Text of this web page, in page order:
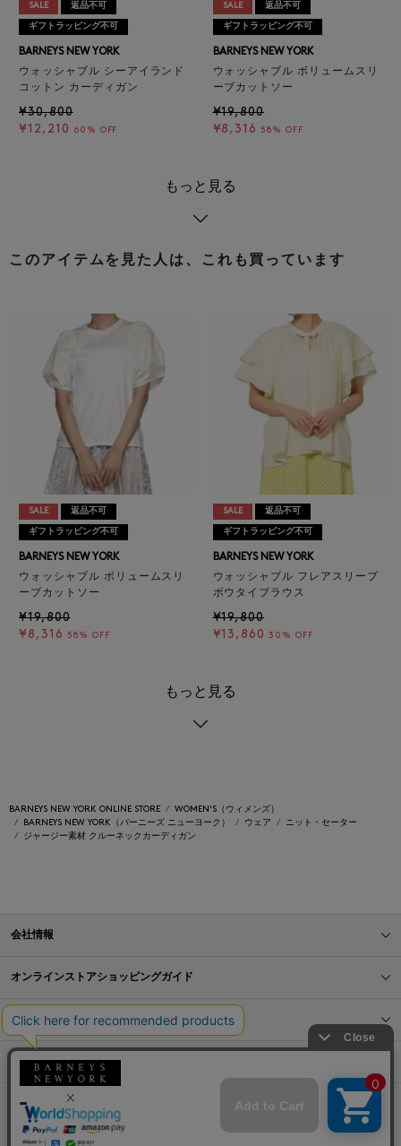
SALE 返品不可
ギフトラッピング不可
BARNEYS NEW YORK
ウォッシャブル シーアイランド
コットン カーディガン
¥30,800
¥12,210
60% OFF
SALE 返品不可
ギフトラッピング不可
BARNEYS NEW YORK
ウォッシャブル ボリュームスリ
ーブカットソー
¥19,800
¥8,316
58% OFF
もっと見る
このアイテムを見た人は、これも買っています
SALE 返品不可
ギフトラッピング不可
BARNEYS NEW YORK
ウォッシャブル ボリュームスリ
ーブカットソー
¥19,800
¥8,316
58% OFF
SALE 返品不可
ギフトラッピング不可
BARNEYS NEW YORK
ウォッシャブル フレアスリーブ
ボウタイブラウス
¥19,800
¥13,860 30% OFF
もっと見る
BARNEYS NEW YORK ONLINE STORE
WOMEN'S（ウィメンズ）
BARNEYS NEW YORK（バーニーズ ニューヨーク）
ウェア
ニット・セーター
ジャージー素材 クルーネックカーディガン
会社情報
オンラインストアショッピングガイド
店舗情報
サービス
BLOG